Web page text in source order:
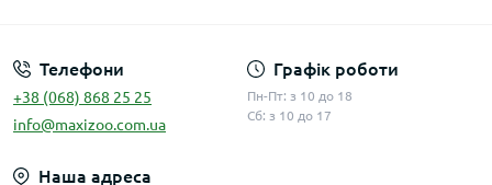
Телефони
+38 (068) 868 25 25
info@maxizoo.com.ua
Графік роботи
Пн-Пт: з 10 до 18
Сб: з 10 до 17
Наша адреса